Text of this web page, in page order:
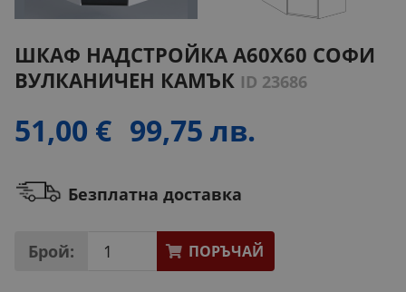
ШКАФ НАДСТРОЙКА А60Х60 СОФИ
ВУЛКАНИЧЕН КАМЪК ID 23686
51,00 € 99,75 лв.
Безплатна доставка
Брой: ПОРЪЧАЙ